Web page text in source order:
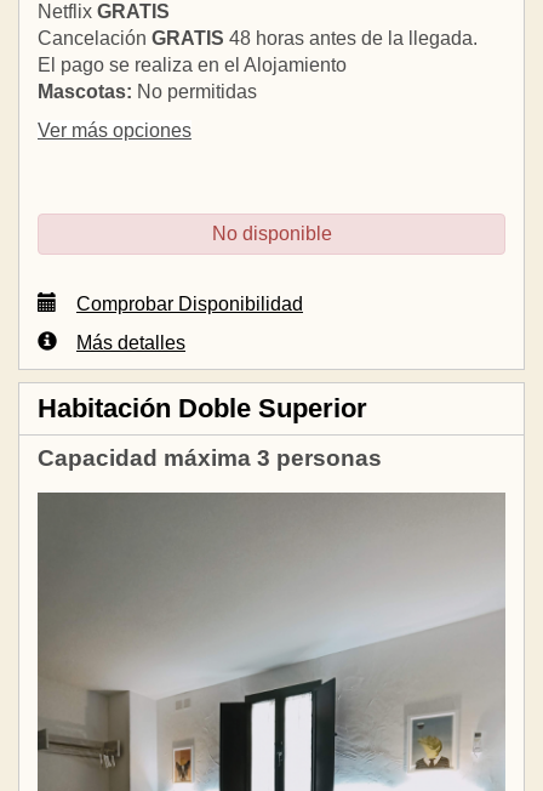
Netflix GRATIS
Cancelación GRATIS 48 horas antes de la llegada.
El pago se realiza en el Alojamiento
Mascotas: No permitidas
Ver más opciones
No disponible
Comprobar Disponibilidad
Más detalles
Habitación Doble Superior
Capacidad máxima 3 personas